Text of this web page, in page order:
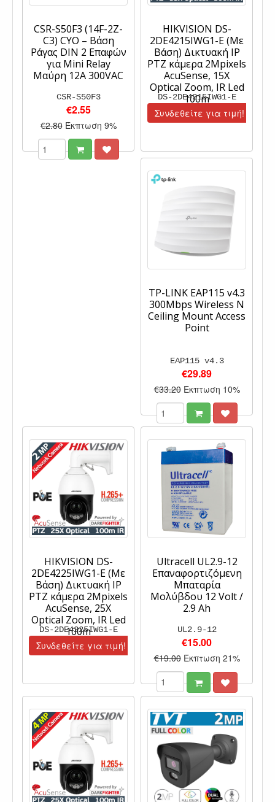
CSR-S50F3 (14F-2Z-
C3) CYO – Βάση
Ράγας DIN 2 Επαφών
για Mini Relay
Μαύρη 12A 300VAC
CSR-S50F3
€2.55
€2.80 Έκπτωση 9%
HIKVISION DS-
2DE4215IWG1-E (Με
Βάση) Δικτυακή IP
PTZ κάμερα 2Mpixels
AcuSense, 15X
Optical Zoom, IR Led
100m
DS-2DE4215IWG1-E
Συνδεθείτε για τιμή!
TP-LINK EAP115 v4.3
300Mbps Wireless N
Ceiling Mount Access
Point
EAP115 v4.3
€29.89
€33.20 Έκπτωση 10%
HIKVISION DS-
2DE4225IWG1-E (Με
Βάση) Δικτυακή IP
PTZ κάμερα 2Mpixels
AcuSense, 25X
Optical Zoom, IR Led
100m
DS-2DE4225IWG1-E
Συνδεθείτε για τιμή!
Ultracell UL2.9-12
Επαναφορτιζόμενη
Μπαταρία
Μολύβδου 12 Volt /
2.9 Ah
UL2.9-12
€15.00
€19.00 Έκπτωση 21%